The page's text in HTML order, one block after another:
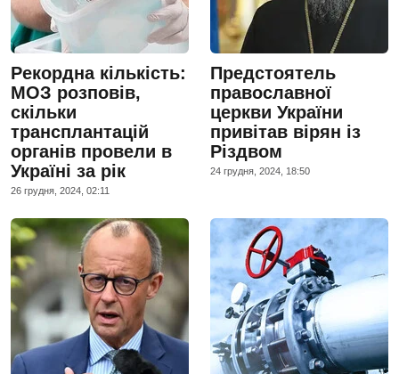
Рекордна кількість:
МОЗ розповів,
скільки
трансплантацій
органів провели в
Україні за рік
26 грудня, 2024, 02:11
Предстоятель
православної
церкви України
привітав вірян із
Різдвом
24 грудня, 2024, 18:50